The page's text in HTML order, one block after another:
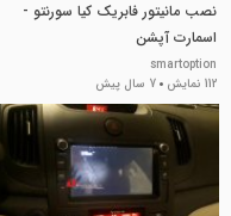
نصب مانیتور فابریک کیا سورنتو -
اسمارت آپشن
smartoption
112 نمایش
7 سال پیش